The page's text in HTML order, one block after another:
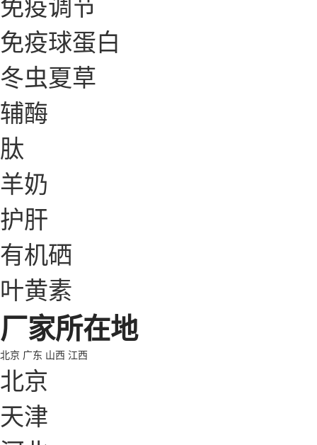
免疫球蛋白
冬虫夏草
辅酶
肽
羊奶
护肝
有机硒
叶黄素
厂家所在地
北京 广东 山西 江西
北京
天津